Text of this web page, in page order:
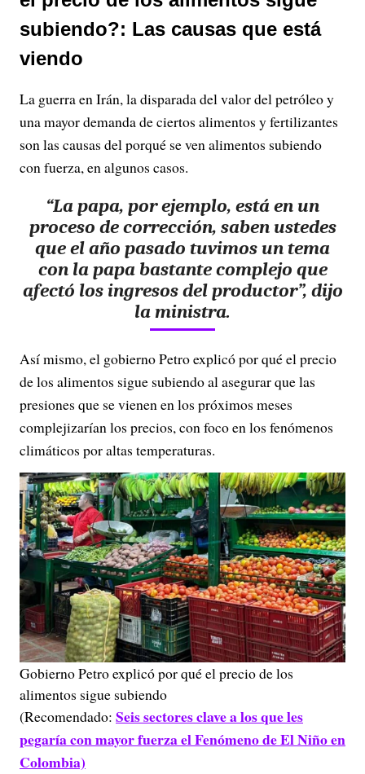
subiendo?: Las causas que está
viendo
La guerra en Irán, la disparada del valor del petróleo y
una mayor demanda de ciertos alimentos y fertilizantes
son las causas del porqué se ven alimentos subiendo
con fuerza, en algunos casos.
“La papa, por ejemplo, está en un
proceso de corrección, saben ustedes
que el año pasado tuvimos un tema
con la papa bastante complejo que
afectó los ingresos del productor”, dijo
la ministra.
Así mismo, el gobierno Petro explicó por qué el precio
de los alimentos sigue subiendo al asegurar que las
presiones que se vienen en los próximos meses
complejizarían los precios, con foco en los fenómenos
climáticos por altas temperaturas.
Gobierno Petro explicó por qué el precio de los
alimentos sigue subiendo
(Recomendado: Seis sectores clave a los que les
pegaría con mayor fuerza el Fenómeno de El Niño en
Colombia)